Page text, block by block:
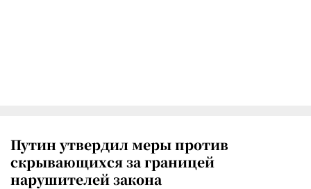
Путин утвердил меры против
скрывающихся за границей
нарушителей закона